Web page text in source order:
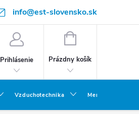
info@est-slovensko.sk
Prihlásenie
NÁKUPNÝ
Prázdny košík
Vzduchotechnika Meracia a